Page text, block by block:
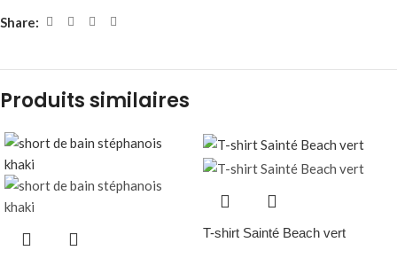
Share:
Produits similaires
T-shirt Sainté Beach vert